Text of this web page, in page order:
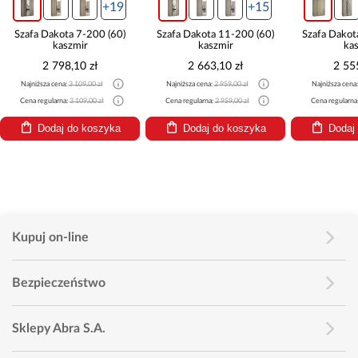
+19
Szafa Dakota 7-200 (60)
kaszmir
2 798,10 zł
Najniższa cena:3 109,00 zł
Cena regularna:3 109,00 zł
Dodaj do koszyka
+15
Szafa Dakota 11-200 (60)
kaszmir
2 663,10 zł
Najniższa cena:2 959,00 zł
Cena regularna:2 959,00 zł
Dodaj do koszyka
Szafa
2
Najniższa
Cena
Kupuj on-line
Bezpieczeństwo
Sklepy Abra S.A.